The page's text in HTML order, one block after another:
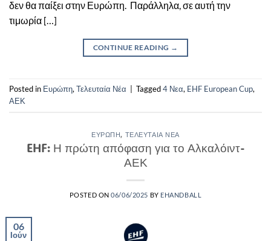
δεν θα παίξει στην Ευρώπη. Παράλληλα, σε αυτή την
τιμωρία […]
CONTINUE READING →
Posted in Ευρώπη, Τελευταία Νέα Tagged4 Νεα, EHF European Cup,
ΑΕΚ
ΕΥΡΏΠΗ, ΤΕΛΕΥΤΑΊΑ ΝΈΑ
EHF: Η πρώτη απόφαση για το Αλκαλόιντ-
ΑΕΚ
POSTED ON06/06/2025 BY EHANDBALL
06
Ιούν